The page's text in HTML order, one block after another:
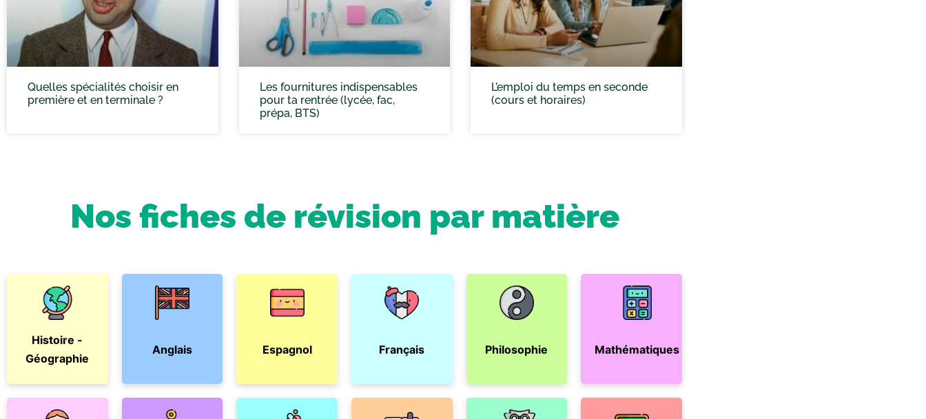
Quelles spécialités choisir en
première et en terminale ?
Les fournitures indispensables
pour ta rentrée (lycée, fac,
prépa, BTS)
L’emploi du temps en seconde
(cours et horaires)
Nos fiches de révision par matière
Histoire -
Géographie
Anglais Espagnol Français Philosophie Mathématiques